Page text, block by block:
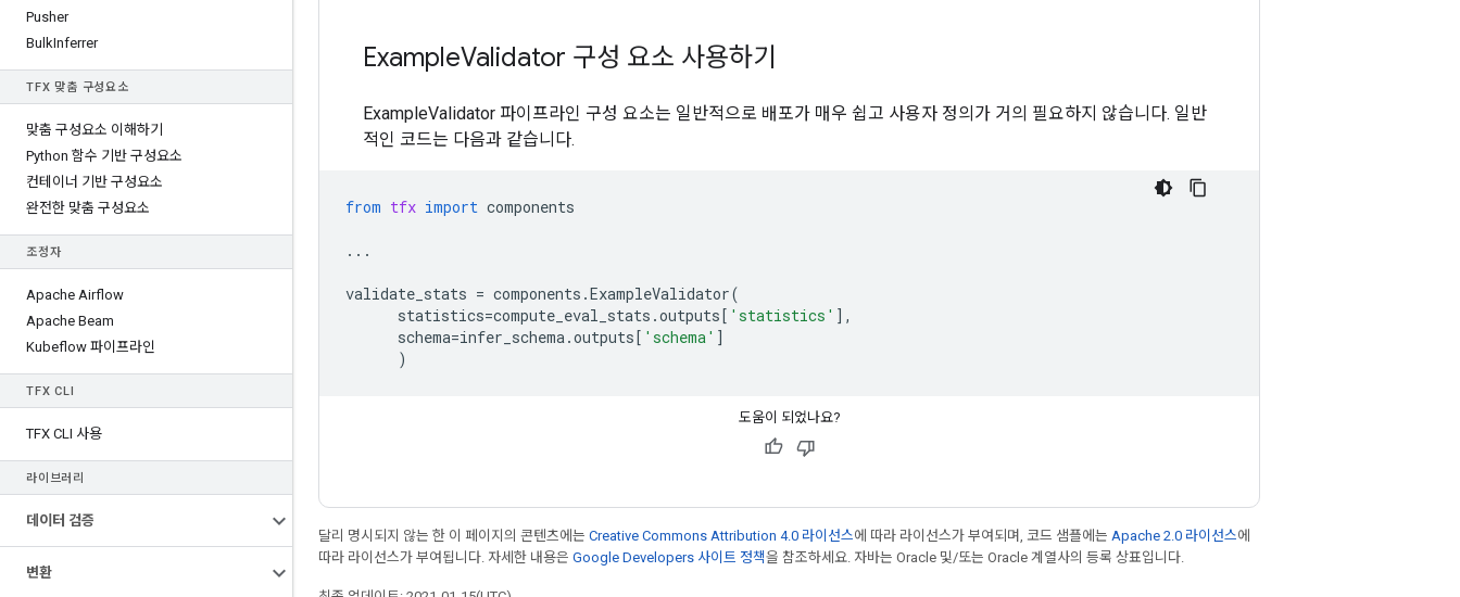
Pusher
BulkInferrer
TFX 맞춤 구성요소
맞춤 구성요소 이해하기
Python 함수 기반 구성요소
컨테이너 기반 구성요소
완전한 맞춤 구성요소
조정자
Apache Airflow
Apache Beam
Kubeflow 파이프라인
TFX CLI
TFX CLI 사용
라이브러리
데이터 검증
변환
ExampleValidator 구성 요소 사용하기
ExampleValidator 파이프라인 구성 요소는 일반적으로 배포가 매우 쉽고 사용자 정의가 거의 필요하지 않습니다. 일반
적인 코드는 다음과 같습니다.
from tfx import components
...
validate_stats = components .ExampleValidator(
statistics=compute_eval_stats .outputs[ 'statistics' ],
schema=infer_schema.outputs[ 'schema' ]
)
도움이 되었나요?
달리 명시되지 않는 한 이 페이지의 콘텐츠에는 Creative Commons Attribution 4.0 라이선스에 따라 라이선스가 부여되며, 코드 샘플에는 Apache 2.0 라이선스에
따라 라이선스가 부여됩니다. 자세한 내용은 Google Developers 사이트 정책을 참조하세요. 자바는 Oracle 및/또는 Oracle 계열사의 등록 상표입니다.